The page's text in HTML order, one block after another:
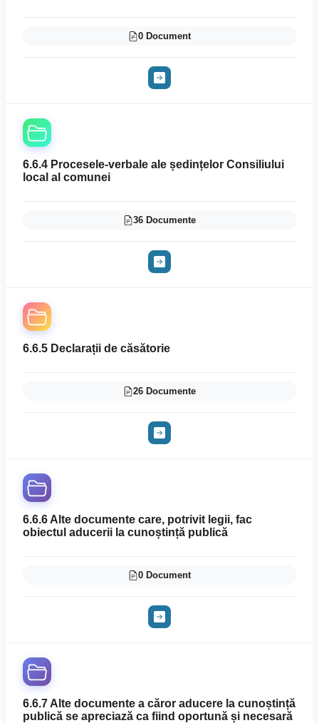
0 Document
6.6.4 Procesele-verbale ale ședințelor Consiliului
local al comunei
36 Documente
6.6.5 Declarații de căsătorie
26 Documente
6.6.6 Alte documente care, potrivit legii, fac
obiectul aducerii la cunoștință publică
0 Document
6.6.7 Alte documente a căror aducere la cunoștință
publică se apreciază ca fiind oportună și necesară